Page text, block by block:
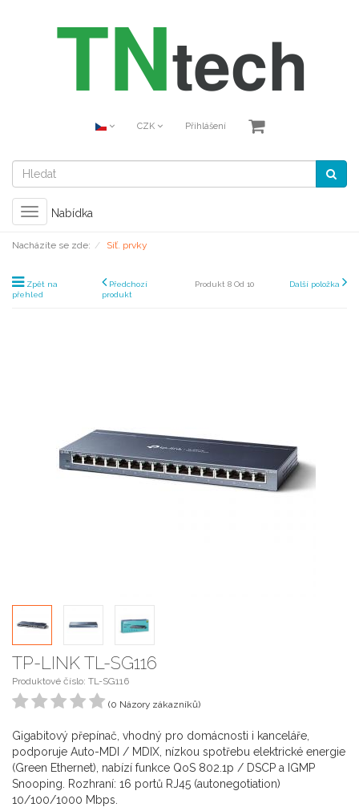
CZK Přihlášení
Toggle
navigation
Nabídka
Nacházíte se zde: Síť. prvky
Zpět na
přehled
Předchozí
produkt
Produkt 8 Od 10 Další položka
TP-LINK TL-SG116
Produktové číslo: TL-SG116
(0 Názory zákazníků)
Gigabitový přepínač, vhodný pro domácnosti i kanceláře,
podporuje Auto-MDI / MDIX, nízkou spotřebu elektrické energie
(Green Ethernet), nabízí funkce QoS 802.1p / DSCP a IGMP
Snooping. Rozhraní: 16 portů RJ45 (autonegotiation)
10/100/1000 Mbps.